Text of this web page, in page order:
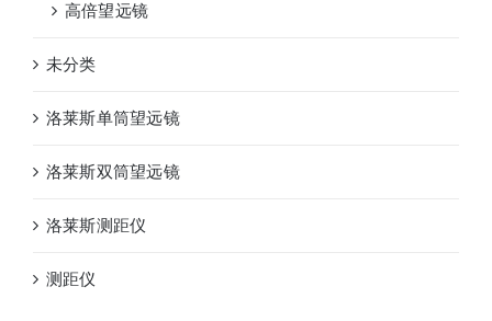
高倍望远镜
未分类
洛莱斯单筒望远镜
洛莱斯双筒望远镜
洛莱斯测距仪
测距仪